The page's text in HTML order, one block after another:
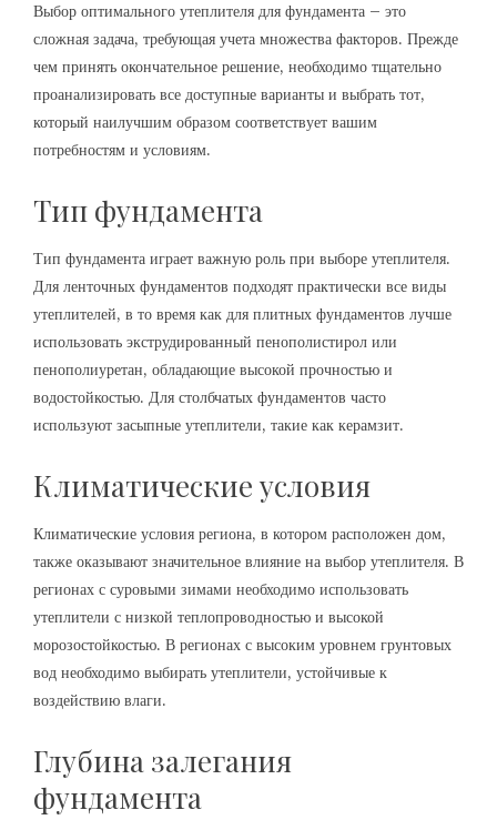
Выбор оптимального утеплителя для фундамента – это
сложная задача, требующая учета множества факторов. Прежде
чем принять окончательное решение, необходимо тщательно
проанализировать все доступные варианты и выбрать тот,
который наилучшим образом соответствует вашим
потребностям и условиям.
Тип фундамента
Тип фундамента играет важную роль при выборе утеплителя.
Для ленточных фундаментов подходят практически все виды
утеплителей, в то время как для плитных фундаментов лучше
использовать экструдированный пенополистирол или
пенополиуретан, обладающие высокой прочностью и
водостойкостью. Для столбчатых фундаментов часто
используют засыпные утеплители, такие как керамзит.
Климатические условия
Климатические условия региона, в котором расположен дом,
также оказывают значительное влияние на выбор утеплителя. В
регионах с суровыми зимами необходимо использовать
утеплители с низкой теплопроводностью и высокой
морозостойкостью. В регионах с высоким уровнем грунтовых
вод необходимо выбирать утеплители, устойчивые к
воздействию влаги.
Глубина залегания
фундамента